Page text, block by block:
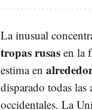
La inusual
tropas rusas en la
estima en
disparado todas las
occidentales. La